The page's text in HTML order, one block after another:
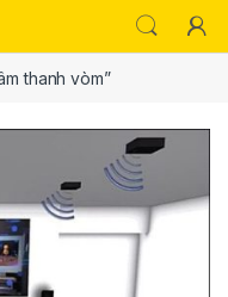
thanh vòm”